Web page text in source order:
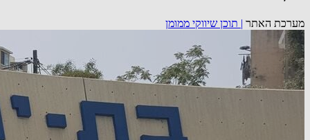
מערכת האתר | תוכן שיווקי ממומן